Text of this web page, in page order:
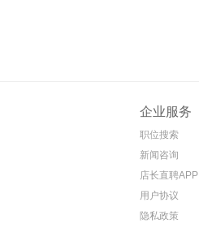
企业服务
职位搜索
新闻咨询
店长直聘APP
用户协议
隐私政策